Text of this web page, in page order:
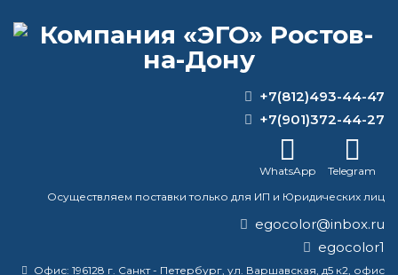
ВОПРОС-ОТВЕТ
Где можно полиуретановую краску для
бетона купить и на что обратить
покрытие?
+7(812)493-44-47
+7(901)372-44-27
WhatsApp
Telegram
Осуществляем поставки только для ИП и Юридических лиц
egocolor@inbox.ru
egocolor1
Офис: 196128 г. Санкт - Петербург, ул. Варшавская, д5 к2, офис